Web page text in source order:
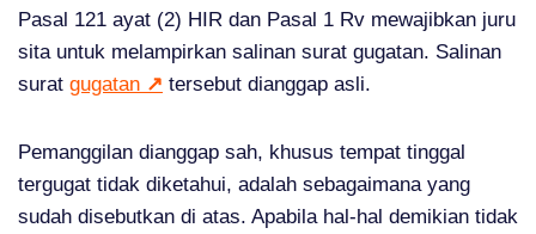
Pasal 121 ayat (2) HIR dan Pasal 1 Rv mewajibkan juru
sita untuk melampirkan salinan surat gugatan. Salinan
surat gugatan ↗ tersebut dianggap asli.
Pemanggilan dianggap sah, khusus tempat tinggal
tergugat tidak diketahui, adalah sebagaimana yang
sudah disebutkan di atas. Apabila hal-hal demikian tidak